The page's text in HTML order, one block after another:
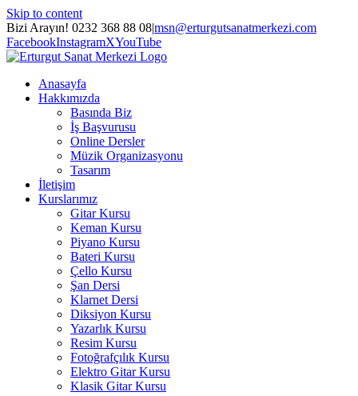
Skip to content
Bizi Arayın! 0232 368 88 08|msn@erturgutsanatmerkezi.com
FacebookInstagramXYouTube
Anasayfa
Hakkımızda
Basında Biz
İş Başvurusu
Online Dersler
Müzik Organizasyonu
Tasarım
İletişim
Kurslarımız
Gitar Kursu
Keman Kursu
Piyano Kursu
Bateri Kursu
Çello Kursu
Şan Dersi
Klarnet Dersi
Diksiyon Kursu
Yazarlık Kursu
Resim Kursu
Fotoğrafçılık Kursu
Elektro Gitar Kursu
Klasik Gitar Kursu